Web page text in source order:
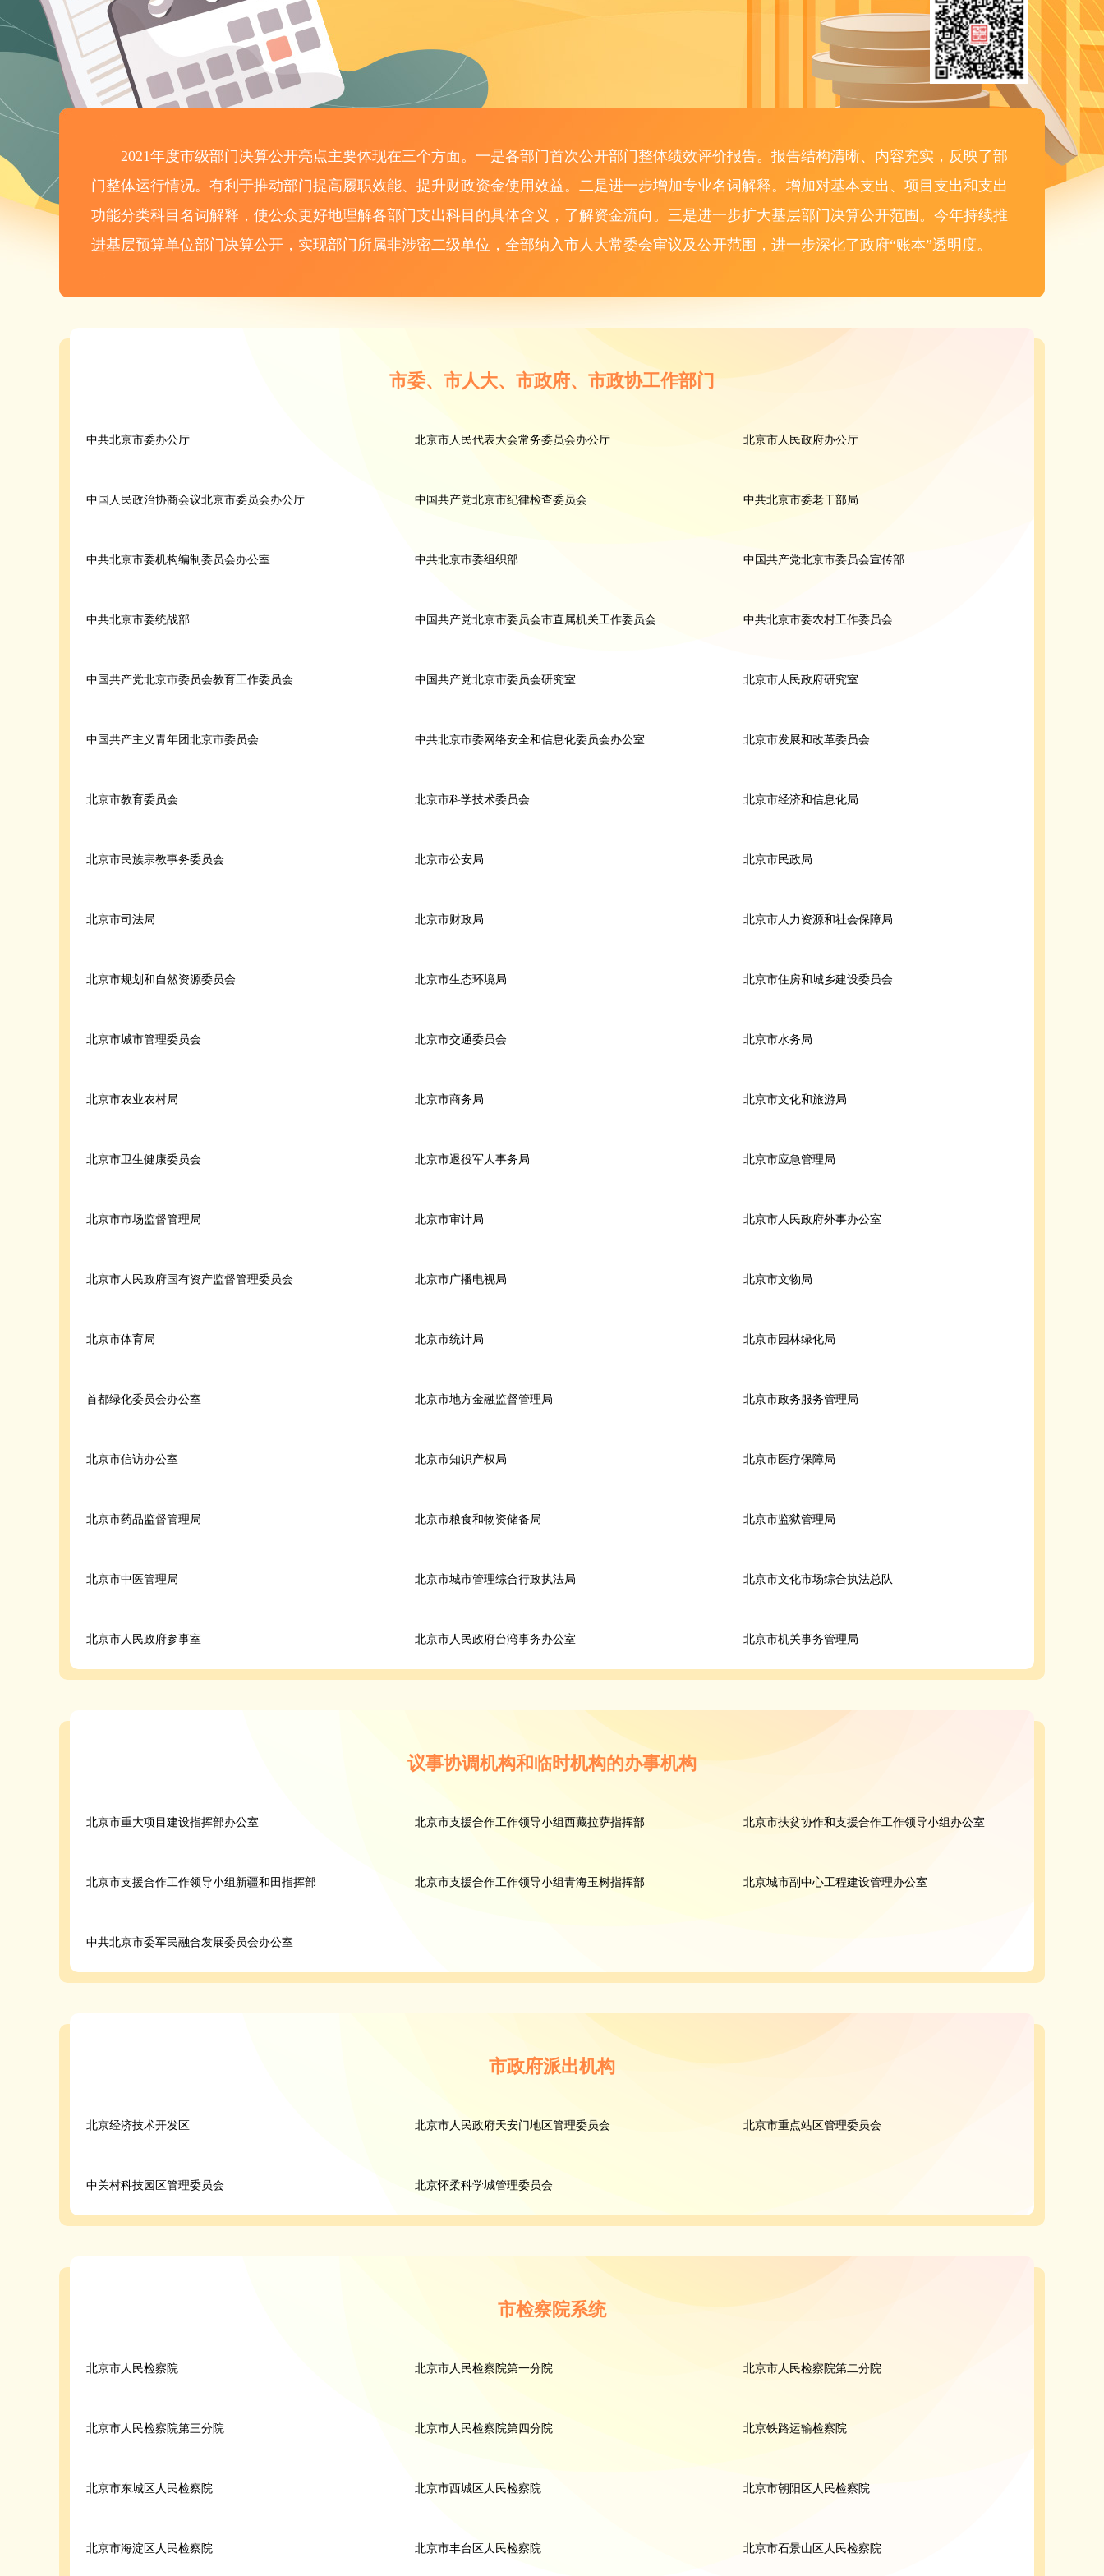
2021年度市级部门决算公开亮点主要体现在三个方面。一是各部门首次公开部门整体绩效评价报告。报告结构清晰、内容充实，反映了部
门整体运行情况。有利于推动部门提高履职效能、提升财政资金使用效益。二是进一步增加专业名词解释。增加对基本支出、项目支出和支出
功能分类科目名词解释，使公众更好地理解各部门支出科目的具体含义，了解资金流向。三是进一步扩大基层部门决算公开范围。今年持续推
进基层预算单位部门决算公开，实现部门所属非涉密二级单位，全部纳入市人大常委会审议及公开范围，进一步深化了政府“账本”透明度。
市委、市人大、市政府、市政协工作部门
中共北京市委办公厅 北京市人民代表大会常务委员会办公厅 北京市人民政府办公厅
中国人民政治协商会议北京市委员会办公厅 中国共产党北京市纪律检查委员会 中共北京市委老干部局
中共北京市委机构编制委员会办公室 中共北京市委组织部 中国共产党北京市委员会宣传部
中共北京市委统战部 中国共产党北京市委员会市直属机关工作委员会 中共北京市委农村工作委员会
中国共产党北京市委员会教育工作委员会 中国共产党北京市委员会研究室 北京市人民政府研究室
中国共产主义青年团北京市委员会 中共北京市委网络安全和信息化委员会办公室 北京市发展和改革委员会
北京市教育委员会 北京市科学技术委员会 北京市经济和信息化局
北京市民族宗教事务委员会 北京市公安局 北京市民政局
北京市司法局 北京市财政局 北京市人力资源和社会保障局
北京市规划和自然资源委员会 北京市生态环境局 北京市住房和城乡建设委员会
北京市城市管理委员会 北京市交通委员会 北京市水务局
北京市农业农村局 北京市商务局 北京市文化和旅游局
北京市卫生健康委员会 北京市退役军人事务局 北京市应急管理局
北京市市场监督管理局 北京市审计局 北京市人民政府外事办公室
北京市人民政府国有资产监督管理委员会 北京市广播电视局 北京市文物局
北京市体育局 北京市统计局 北京市园林绿化局
首都绿化委员会办公室 北京市地方金融监督管理局 北京市政务服务管理局
北京市信访办公室 北京市知识产权局 北京市医疗保障局
北京市药品监督管理局 北京市粮食和物资储备局 北京市监狱管理局
北京市中医管理局 北京市城市管理综合行政执法局 北京市文化市场综合执法总队
北京市人民政府参事室 北京市人民政府台湾事务办公室 北京市机关事务管理局
议事协调机构和临时机构的办事机构
北京市重大项目建设指挥部办公室 北京市支援合作工作领导小组西藏拉萨指挥部 北京市扶贫协作和支援合作工作领导小组办公室
北京市支援合作工作领导小组新疆和田指挥部 北京市支援合作工作领导小组青海玉树指挥部 北京城市副中心工程建设管理办公室
中共北京市委军民融合发展委员会办公室
市政府派出机构
北京经济技术开发区 北京市人民政府天安门地区管理委员会 北京市重点站区管理委员会
中关村科技园区管理委员会 北京怀柔科学城管理委员会
市检察院系统
北京市人民检察院 北京市人民检察院第一分院 北京市人民检察院第二分院
北京市人民检察院第三分院 北京市人民检察院第四分院 北京铁路运输检察院
北京市东城区人民检察院 北京市西城区人民检察院 北京市朝阳区人民检察院
北京市海淀区人民检察院 北京市丰台区人民检察院 北京市石景山区人民检察院